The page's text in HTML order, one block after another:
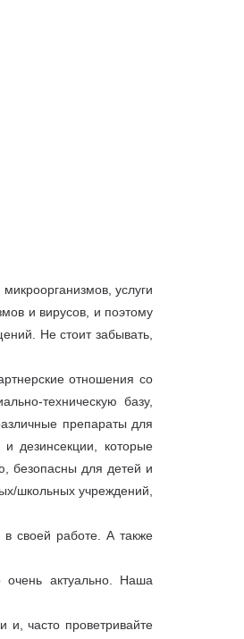
услуги
и вирусов, и поэтому
Не стоит забывать,
отношения со
техническую базу,
препараты для
дезинсекции, которые
безопасны для детей и
школьных учреждений,
своей работе. А также
актуально. Наша
и, часто проветривайте